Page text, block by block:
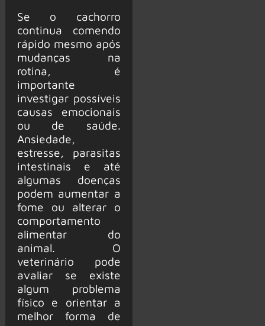
Se o cachorro
continua comendo
rápido mesmo após
mudanças na
rotina, é
importante
investigar possíveis
causas emocionais
ou de saúde.
Ansiedade,
estresse, parasitas
intestinais e até
algumas doenças
podem aumentar a
fome ou alterar o
comportamento
alimentar do
animal. O
veterinário pode
avaliar se existe
algum problema
físico e orientar a
melhor forma de